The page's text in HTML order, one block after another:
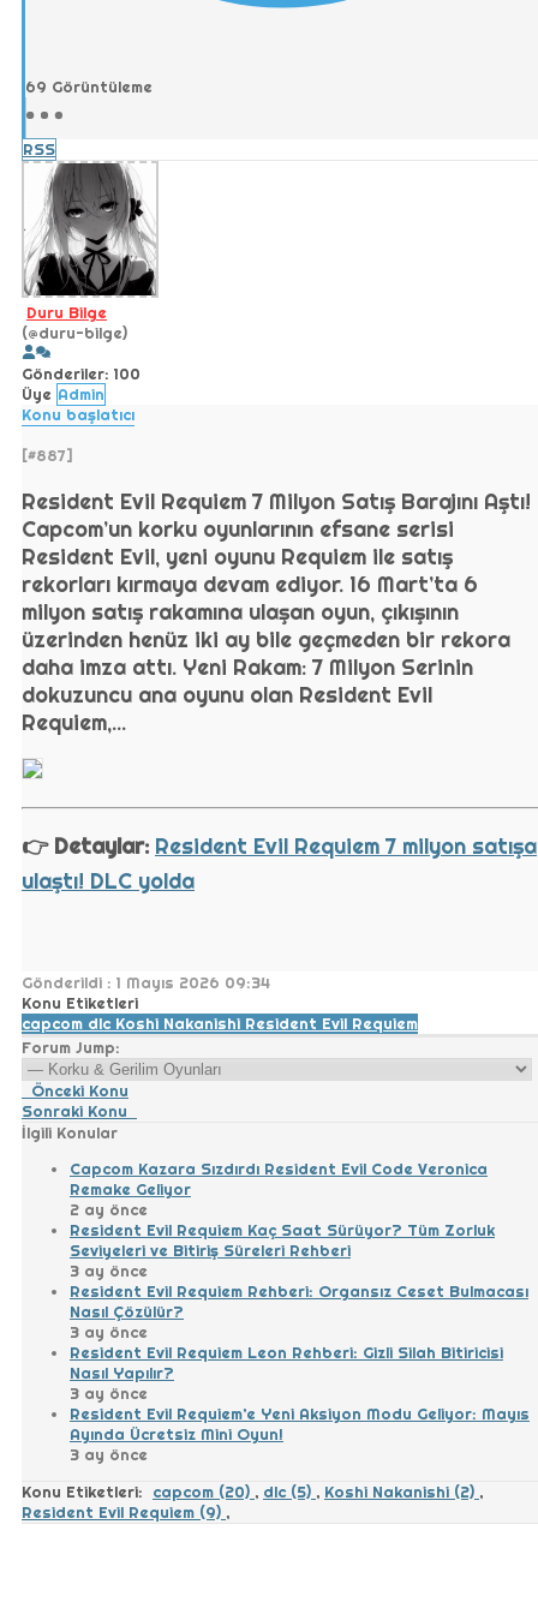
69 Görüntüleme
RSS
Duru Bilge
(@duru-bilge)
Gönderiler: 100
Üye Admin
Konu başlatıcı
[#887]
Resident Evil Requiem 7 Milyon Satış Barajını Aştı!
Capcom’un korku oyunlarının efsane serisi
Resident Evil, yeni oyunu Requiem ile satış
rekorları kırmaya devam ediyor. 16 Mart’ta 6
milyon satış rakamına ulaşan oyun, çıkışının
üzerinden henüz iki ay bile geçmeden bir rekora
daha imza attı. Yeni Rakam: 7 Milyon Serinin
dokuzuncu ana oyunu olan Resident Evil
Requiem,...
👉 Detaylar: Resident Evil Requiem 7 milyon satışa
ulaştı! DLC yolda
Gönderildi : 1 Mayıs 2026 09:34
Konu Etiketleri
capcom dlc Koshi Nakanishi Resident Evil Requiem
Forum Jump:
Önceki Konu
Sonraki Konu
İlgili Konular
Capcom Kazara Sızdırdı Resident Evil Code Veronica
Remake Geliyor
2 ay önce
Resident Evil Requiem Kaç Saat Sürüyor? Tüm Zorluk
Seviyeleri ve Bitiriş Süreleri Rehberi
3 ay önce
Resident Evil Requiem Rehberi: Organsız Ceset Bulmacası
Nasıl Çözülür?
3 ay önce
Resident Evil Requiem Leon Rehberi: Gizli Silah Bitiricisi
Nasıl Yapılır?
3 ay önce
Resident Evil Requiem’e Yeni Aksiyon Modu Geliyor: Mayıs
Ayında Ücretsiz Mini Oyun!
3 ay önce
Konu Etiketleri: capcom (20) , dlc (5) , Koshi Nakanishi (2) ,
Resident Evil Requiem (9) ,